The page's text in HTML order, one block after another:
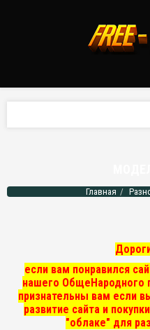
Главная
если вам понравился
нашего ОбщеНародного
признательны вам если
развитие сайта и
"облаке" для